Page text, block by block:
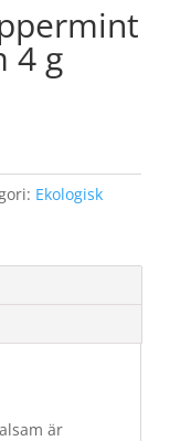
4 g
Ekologisk
är